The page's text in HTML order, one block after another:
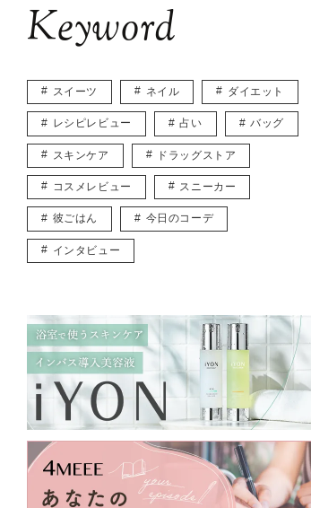
Keyword
スイーツ ネイル ダイエット
レシピレビュー 占い バッグ
スキンケア ドラッグストア
コスメレビュー スニーカー
彼ごはん 今日のコーデ
インタビュー